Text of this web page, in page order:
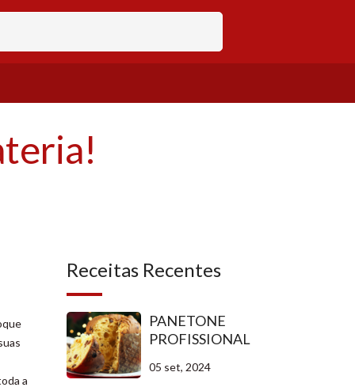
a
Receitas Recentes
PANETONE
PROFISSIONAL
05 set, 2024